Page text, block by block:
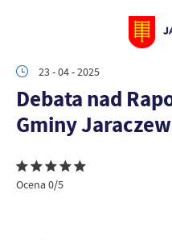
23 - 04 - 2025
Debata nad
Gminy
Ocena 0/5